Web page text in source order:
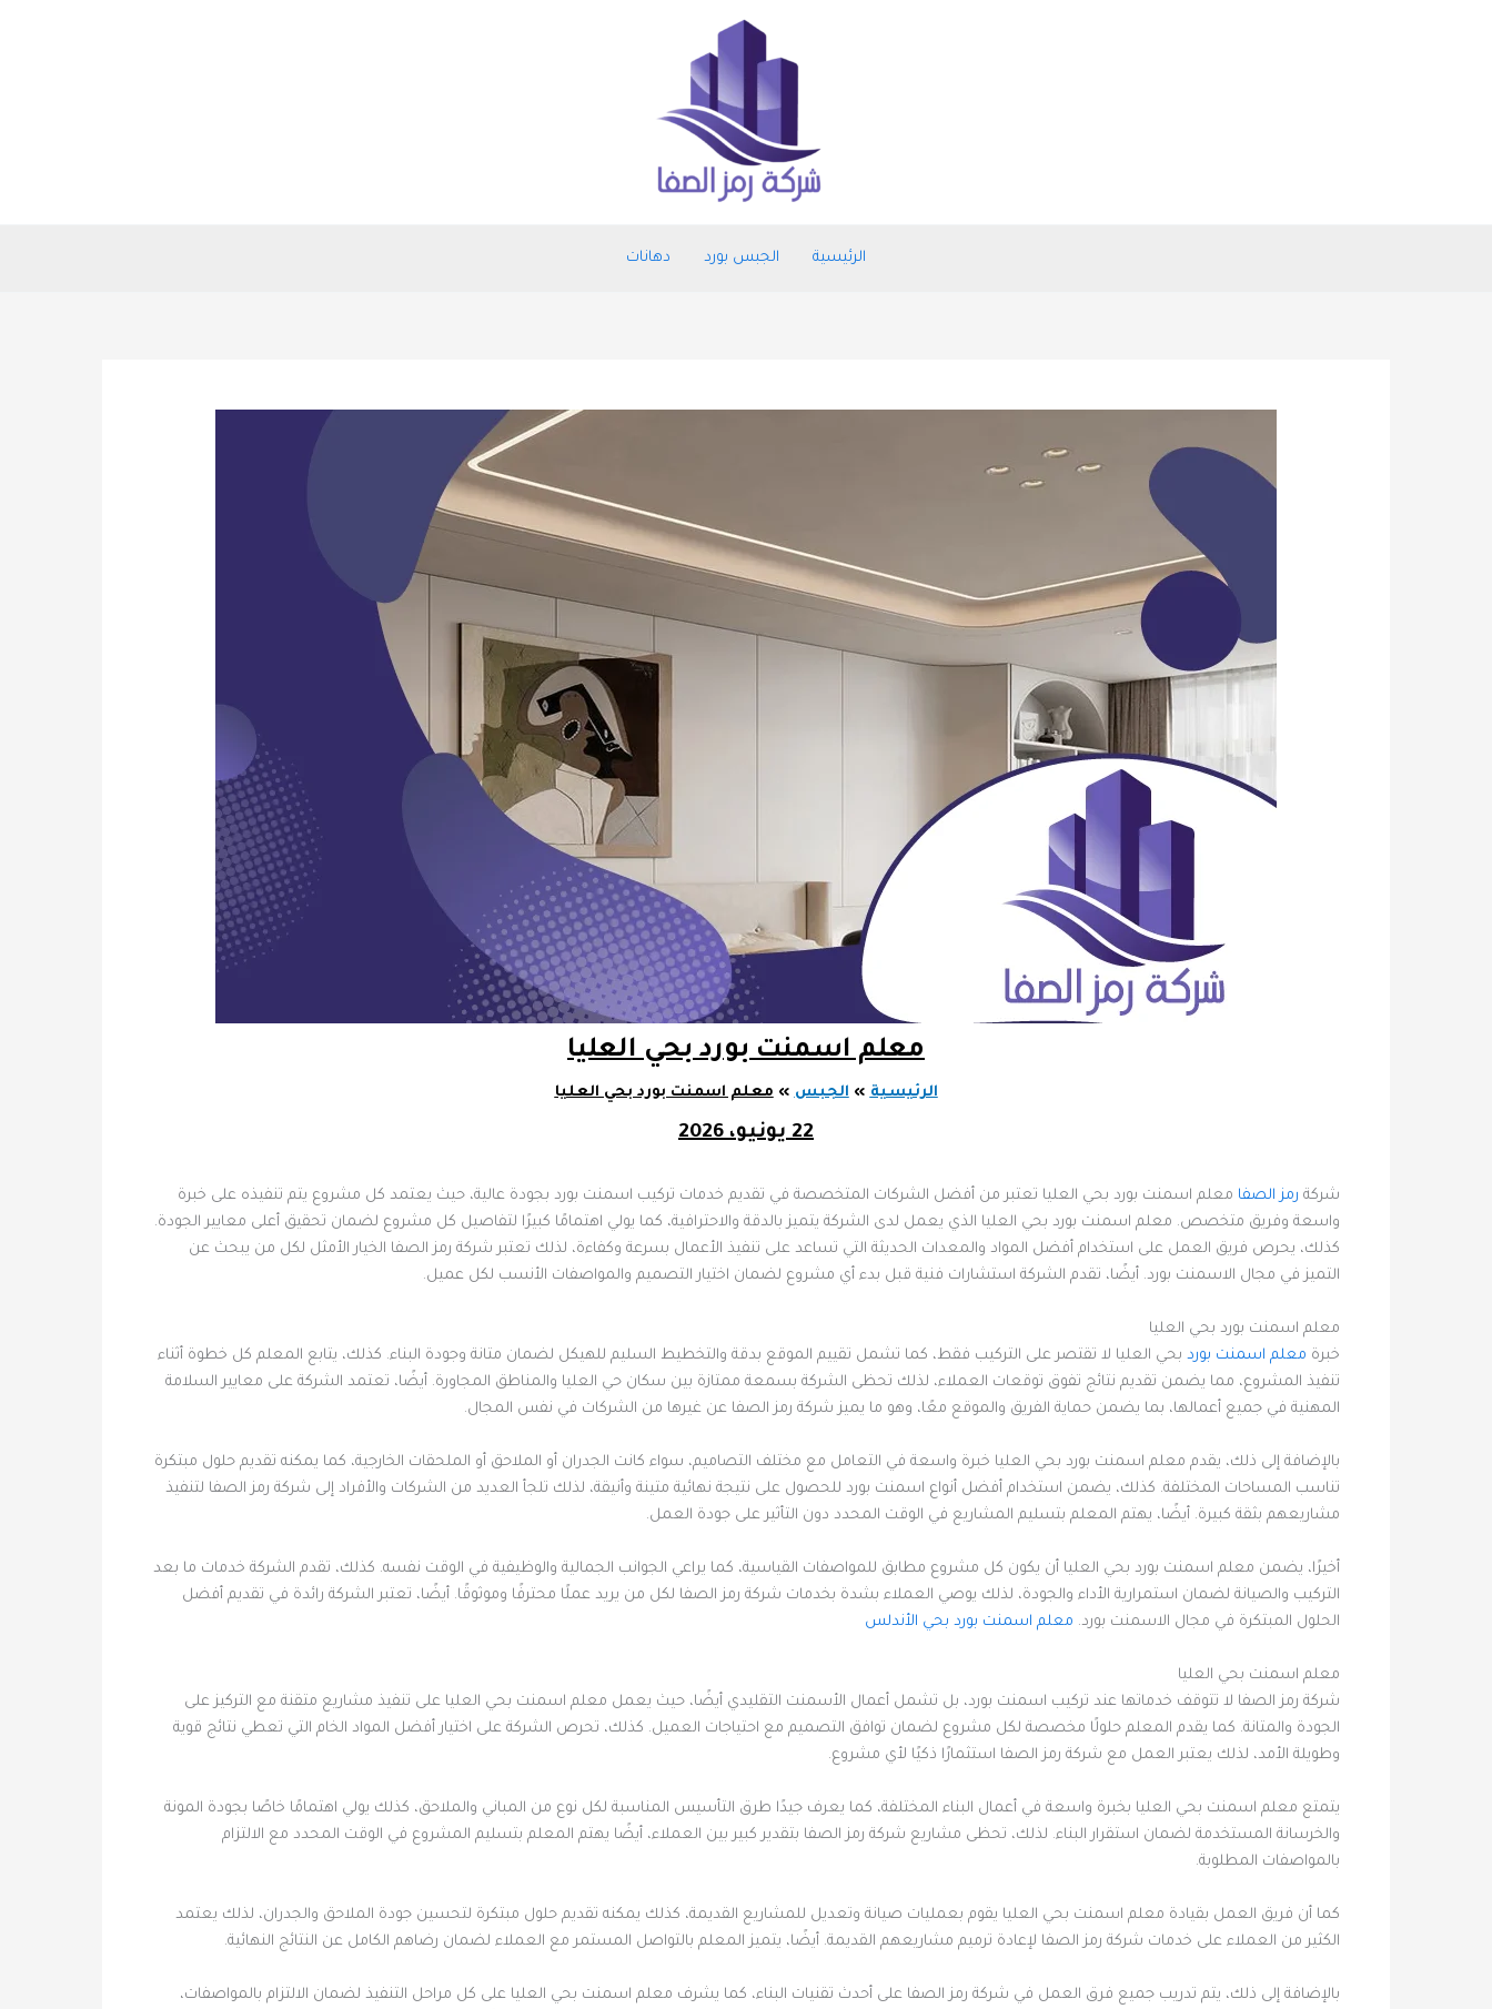
الرئيسية الجبس بورد دهانات
معلم اسمنت بورد بحي العليا
الرئيسية الجبس معلم اسمنت بورد بحي العليا
22 يونيو، 2026
شركة رمز الصفا معلم اسمنت بورد بحي العليا تعتبر من أفضل الشركات المتخصصة في تقديم خدمات تركيب اسمنت بورد بجودة عالية، حيث يعتمد كل مشروع يتم تنفيذه على خبرة
واسعة وفريق متخصص. معلم اسمنت بورد بحي العليا الذي يعمل لدى الشركة يتميز بالدقة والاحترافية، كما يولي اهتمامًا كبيرًا لتفاصيل كل مشروع لضمان تحقيق أعلى معايير الجودة.
كذلك، يحرص فريق العمل على استخدام أفضل المواد والمعدات الحديثة التي تساعد على تنفيذ الأعمال بسرعة وكفاءة، لذلك تعتبر شركة رمز الصفا الخيار الأمثل لكل من يبحث عن
التميز في مجال الاسمنت بورد. أيضًا، تقدم الشركة استشارات فنية قبل بدء أي مشروع لضمان اختيار التصميم والمواصفات الأنسب لكل عميل.
معلم اسمنت بورد بحي العليا
خبرة معلم اسمنت بورد بحي العليا لا تقتصر على التركيب فقط، كما تشمل تقييم الموقع بدقة والتخطيط السليم للهيكل لضمان متانة وجودة البناء. كذلك، يتابع المعلم كل خطوة أثناء
تنفيذ المشروع، مما يضمن تقديم نتائج تفوق توقعات العملاء، لذلك تحظى الشركة بسمعة ممتازة بين سكان حي العليا والمناطق المجاورة. أيضًا، تعتمد الشركة على معايير السلامة
المهنية في جميع أعمالها، بما يضمن حماية الفريق والموقع معًا، وهو ما يميز شركة رمز الصفا عن غيرها من الشركات في نفس المجال.
بالإضافة إلى ذلك، يقدم معلم اسمنت بورد بحي العليا خبرة واسعة في التعامل مع مختلف التصاميم، سواء كانت الجدران أو الملاحق أو الملحقات الخارجية، كما يمكنه تقديم حلول مبتكرة
تناسب المساحات المختلفة. كذلك، يضمن استخدام أفضل أنواع اسمنت بورد للحصول على نتيجة نهائية متينة وأنيقة، لذلك تلجأ العديد من الشركات والأفراد إلى شركة رمز الصفا لتنفيذ
مشاريعهم بثقة كبيرة. أيضًا، يهتم المعلم بتسليم المشاريع في الوقت المحدد دون التأثير على جودة العمل.
أخيرًا، يضمن معلم اسمنت بورد بحي العليا أن يكون كل مشروع مطابق للمواصفات القياسية، كما يراعي الجوانب الجمالية والوظيفية في الوقت نفسه. كذلك، تقدم الشركة خدمات ما بعد
التركيب والصيانة لضمان استمرارية الأداء والجودة، لذلك يوصي العملاء بشدة بخدمات شركة رمز الصفا لكل من يريد عملًا محترفًا وموثوقًا. أيضًا، تعتبر الشركة رائدة في تقديم أفضل
الحلول المبتكرة في مجال الاسمنت بورد. معلم اسمنت بورد بحي الأندلس
معلم اسمنت بحي العليا
شركة رمز الصفا لا تتوقف خدماتها عند تركيب اسمنت بورد، بل تشمل أعمال الأسمنت التقليدي أيضًا، حيث يعمل معلم اسمنت بحي العليا على تنفيذ مشاريع متقنة مع التركيز على
الجودة والمتانة. كما يقدم المعلم حلولًا مخصصة لكل مشروع لضمان توافق التصميم مع احتياجات العميل. كذلك، تحرص الشركة على اختيار أفضل المواد الخام التي تعطي نتائج قوية
وطويلة الأمد، لذلك يعتبر العمل مع شركة رمز الصفا استثمارًا ذكيًا لأي مشروع.
يتمتع معلم اسمنت بحي العليا بخبرة واسعة في أعمال البناء المختلفة، كما يعرف جيدًا طرق التأسيس المناسبة لكل نوع من المباني والملاحق، كذلك يولي اهتمامًا خاصًا بجودة المونة
والخرسانة المستخدمة لضمان استقرار البناء. لذلك، تحظى مشاريع شركة رمز الصفا بتقدير كبير بين العملاء، أيضًا يهتم المعلم بتسليم المشروع في الوقت المحدد مع الالتزام
بالمواصفات المطلوبة.
كما أن فريق العمل بقيادة معلم اسمنت بحي العليا يقوم بعمليات صيانة وتعديل للمشاريع القديمة، كذلك يمكنه تقديم حلول مبتكرة لتحسين جودة الملاحق والجدران، لذلك يعتمد
الكثير من العملاء على خدمات شركة رمز الصفا لإعادة ترميم مشاريعهم القديمة. أيضًا، يتميز المعلم بالتواصل المستمر مع العملاء لضمان رضاهم الكامل عن النتائج النهائية.
بالإضافة إلى ذلك، يتم تدريب جميع فرق العمل في شركة رمز الصفا على أحدث تقنيات البناء، كما يشرف معلم اسمنت بحي العليا على كل مراحل التنفيذ لضمان الالتزام بالمواصفات،